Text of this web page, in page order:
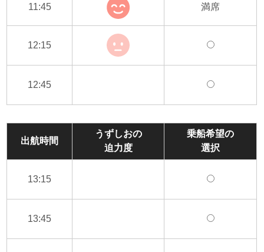
11:45 満席
12:15
12:45
出航時間
うずしおの
迫力度
乗船希望の
選択
13:15
13:45